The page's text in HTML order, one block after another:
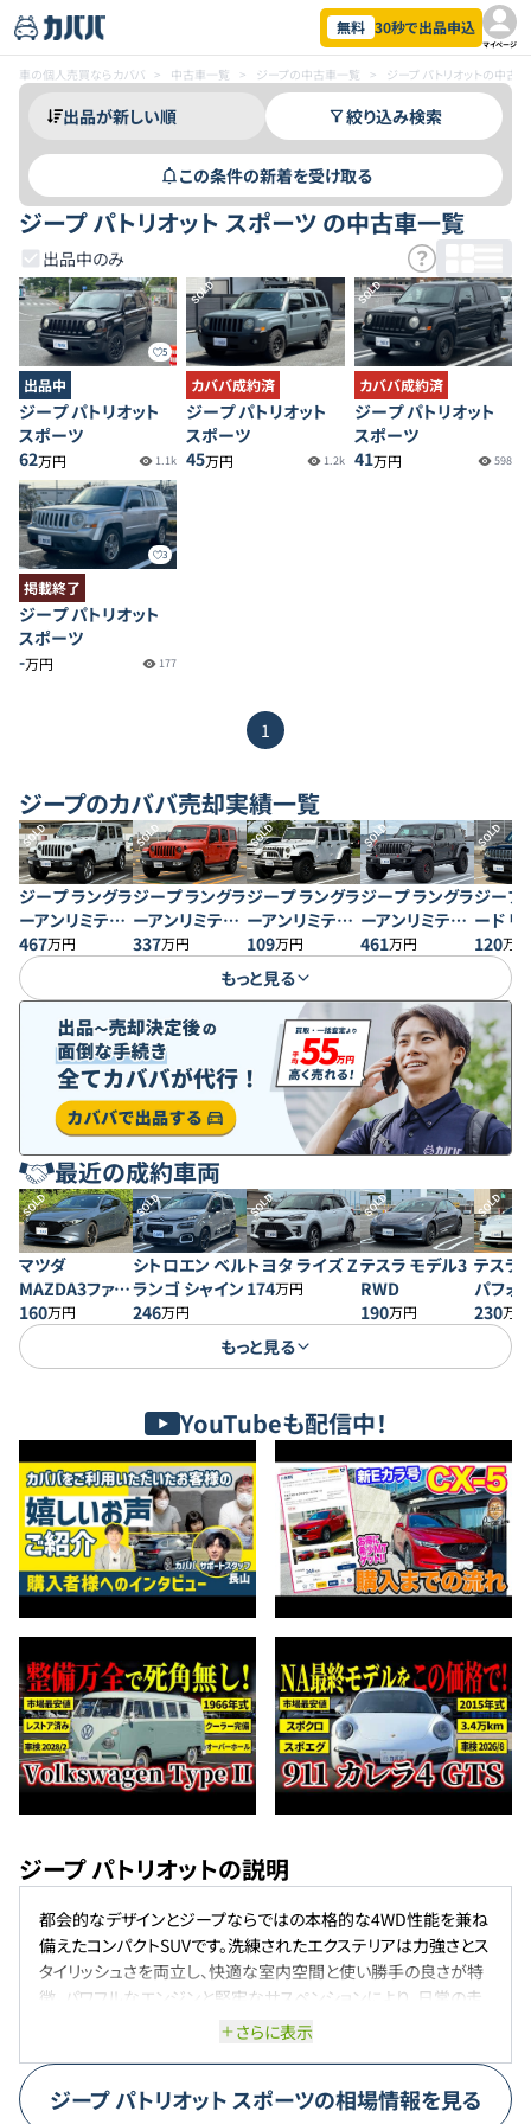
無料 30秒で出品申込
マイページ
車の個人売買ならカババ > 中古車一覧 > ジープの中古車一覧 > ジープ パトリオットの中古
絞り込み検索
この条件の新着を受け取る
ジープ パトリオット スポーツ の中古車一覧
出品中のみ
5
出品中
ジープ パトリオット
スポーツ
62万円 1.1k
SOLD
カババ成約済
ジープ パトリオット
スポーツ
45万円 1.2k
SOLD
カババ成約済
ジープ パトリオット
スポーツ
41万円 598
3
掲載終了
ジープ パトリオット
スポーツ
-万円 177
1
ジープのカババ売却実績一覧
SOLD
ジープ ラングラ
ーアンリミテッ
ド サハラ
467万円
SOLD
ジープ ラングラ
ーアンリミテッ
ド サハラ スカイ
ワンタッチパワ
337万円
SOLD
ジープ ラングラ
ーアンリミテッ
ド サハラ
109万円
SOLD
ジープ ラングラ
ーアンリミテッ
ド サハラ
461万円
SOLD
ジープ
ード リ
120万円
もっと見る
最近の成約車両
SOLD
マツダ
MAZDA3ファス
トバック 20S プ
ロアクティブ
160万円
SOLD
シトロエン ベル
ランゴ シャイン
246万円
SOLD
トヨタ ライズ Z
174万円
SOLD
テスラ モデル3
RWD
190万円
SOLD
テスラ
パフォ
230万円
もっと見る
YouTubeも配信中！
ジープ パトリオットの説明
都会的なデザインとジープならではの本格的な4WD性能を兼ね
備えたコンパクトSUVです。洗練されたエクステリアは力強さとス
タイリッシュさを両立し、快適な室内空間と使い勝手の良さが特
徴。パワフルなエンジンと堅牢なサスペンションにより、日常の走
行から悪路まで幅広く対応。特に四輪駆動システムが安定した走
さらに表示
ジープパトリオットスポーツの相場情報を見る